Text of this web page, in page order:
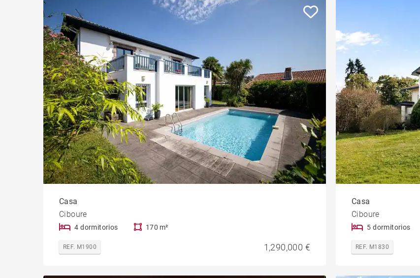
Ciboure (64500) Piso Terreno
Castillo Obra nueva
Propiedad
Parking / Garage
Piso con balcón
Ascenseur
Vivienda para reformar
Vue Adour
Casa
Ciboure
4 dormitorios 170 m²
REF. M1900 1,290,000 €
Casa
Ciboure
5 dormitorios
REF. M1830